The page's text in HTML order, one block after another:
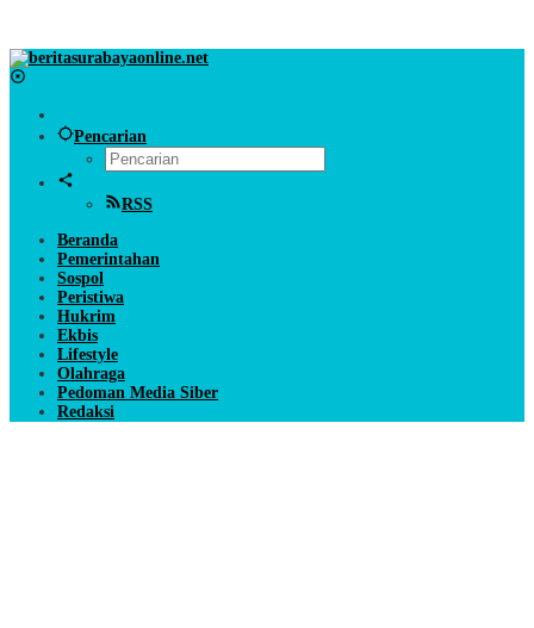
Pencarian
RSS
Beranda
Pemerintahan
Sospol
Peristiwa
Hukrim
Ekbis
Lifestyle
Olahraga
Pedoman Media Siber
Redaksi